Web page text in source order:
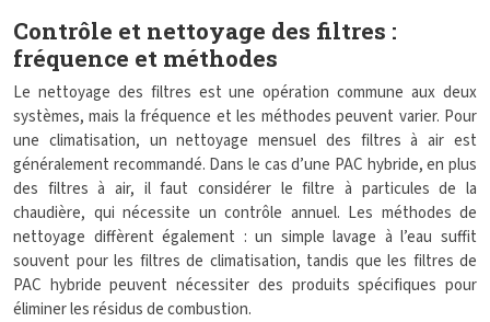
Contrôle et nettoyage des filtres :
fréquence et méthodes
Le nettoyage des filtres est une opération commune aux deux
systèmes, mais la fréquence et les méthodes peuvent varier. Pour
une climatisation, un nettoyage mensuel des filtres à air est
généralement recommandé. Dans le cas d’une PAC hybride, en plus
des filtres à air, il faut considérer le filtre à particules de la
chaudière, qui nécessite un contrôle annuel. Les méthodes de
nettoyage diffèrent également : un simple lavage à l’eau suffit
souvent pour les filtres de climatisation, tandis que les filtres de
PAC hybride peuvent nécessiter des produits spécifiques pour
éliminer les résidus de combustion.